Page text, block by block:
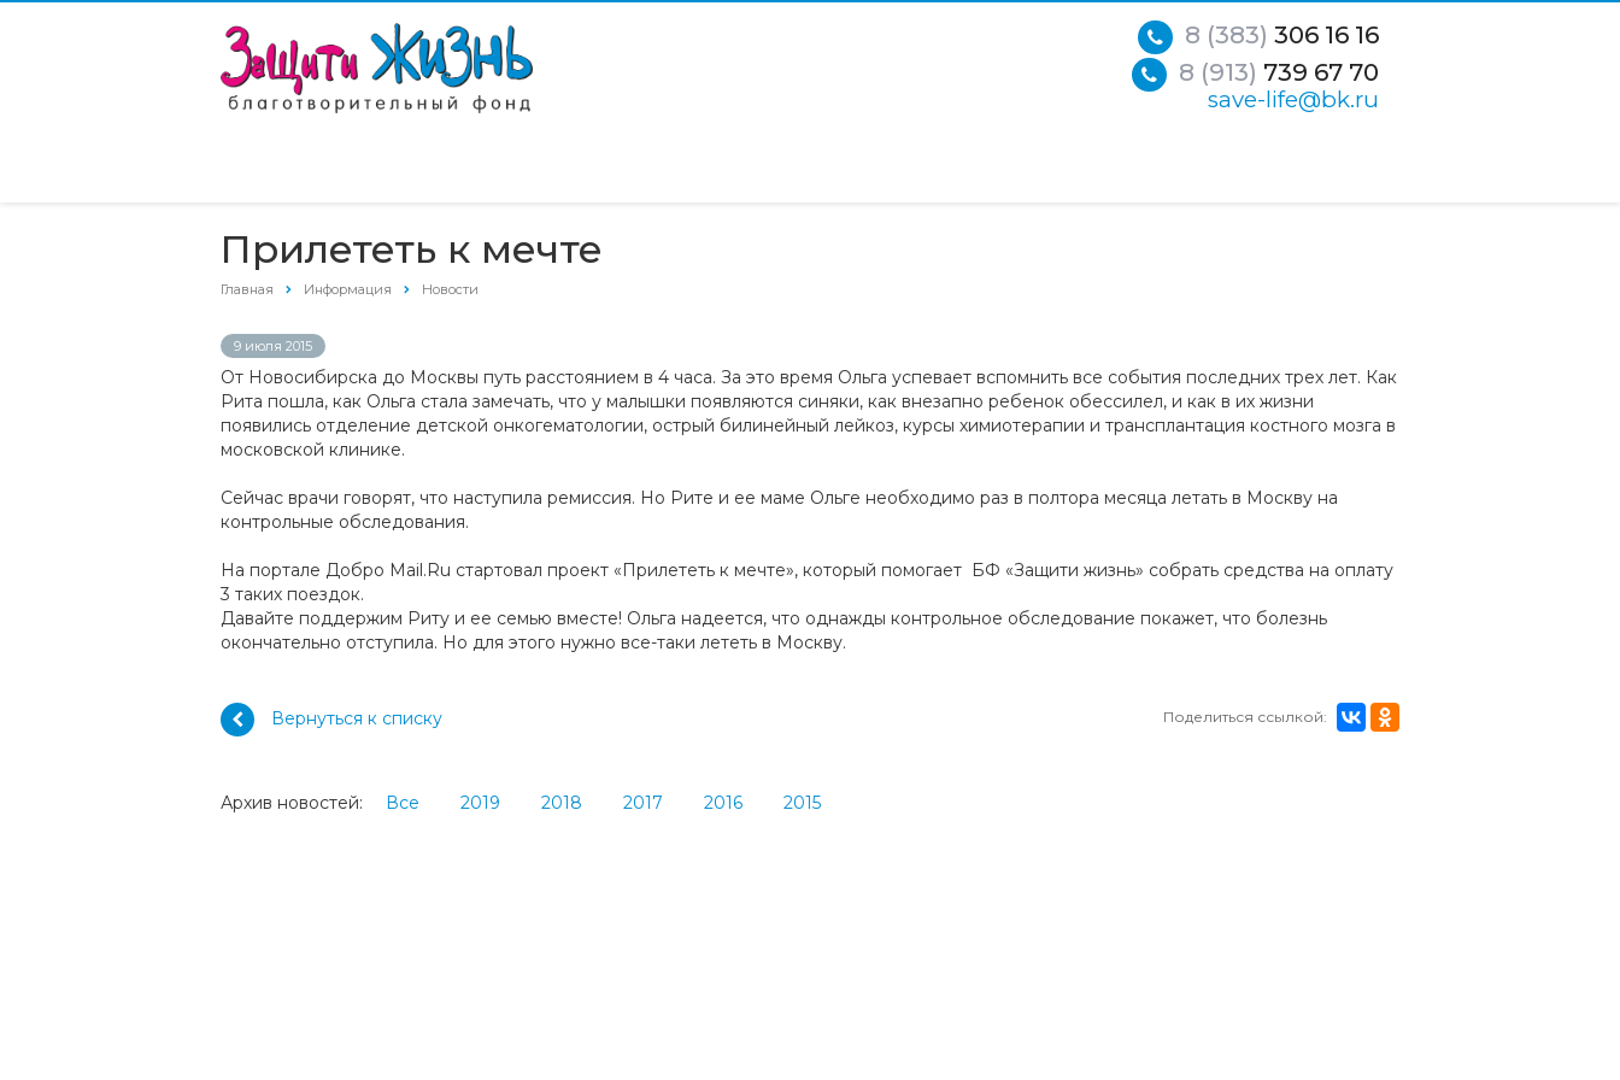
8 (383) 306 16 16
8 (913) 739 67 70
save-life@bk.ru
Прилететь к мечте
Главная Информация Новости
9 июля 2015
От Новосибирска до Москвы путь расстоянием в 4 часа. За это время Ольга успевает вспомнить все события последних трех лет. Как
Рита пошла, как Ольга стала замечать, что у малышки появляются синяки, как внезапно ребенок обессилел, и как в их жизни
появились отделение детской онкогематологии, острый билинейный лейкоз, курсы химиотерапии и трансплантация костного мозга в
московской клинике.
Сейчас врачи говорят, что наступила ремиссия. Но Рите и ее маме Ольге необходимо раз в полтора месяца летать в Москву на
контрольные обследования.
На портале Добро Mail.Ru стартовал проект «Прилететь к мечте», который помогает БФ «Защити жизнь» собрать средства на оплату
3 таких поездок.
Давайте поддержим Риту и ее семью вместе! Ольга надеется, что однажды контрольное обследование покажет, что болезнь
окончательно отступила. Но для этого нужно все-таки лететь в Москву.
Поделиться ссылкой:
Вернуться к списку
Архив новостей: Все 2019 2018 2017 2016 2015